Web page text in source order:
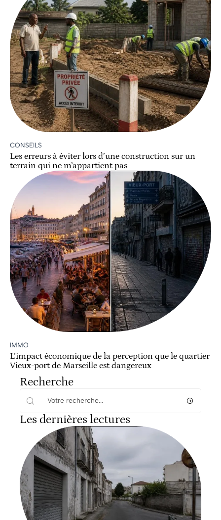
CONSEILS
Les erreurs à éviter lors d’une construction sur un
terrain qui ne m’appartient pas
IMMO
L’impact économique de la perception que le quartier
Vieux-port de Marseille est dangereux
Recherche
Les dernières lectures